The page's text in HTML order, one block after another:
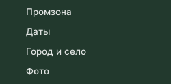
Промзона
Даты
Город и село
Фото